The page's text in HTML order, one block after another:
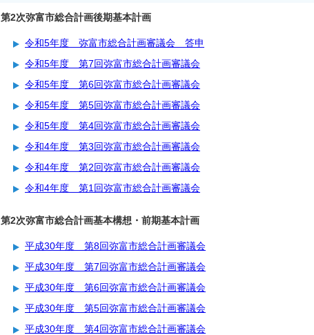
第2次弥富市総合計画後期基本計画
令和5年度 弥富市総合計画審議会 答申
令和5年度 第7回弥富市総合計画審議会
令和5年度 第6回弥富市総合計画審議会
令和5年度 第5回弥富市総合計画審議会
令和5年度 第4回弥富市総合計画審議会
令和4年度 第3回弥富市総合計画審議会
令和4年度 第2回弥富市総合計画審議会
令和4年度 第1回弥富市総合計画審議会
第2次弥富市総合計画基本構想・前期基本計画
平成30年度 第8回弥富市総合計画審議会
平成30年度 第7回弥富市総合計画審議会
平成30年度 第6回弥富市総合計画審議会
平成30年度 第5回弥富市総合計画審議会
平成30年度 第4回弥富市総合計画審議会